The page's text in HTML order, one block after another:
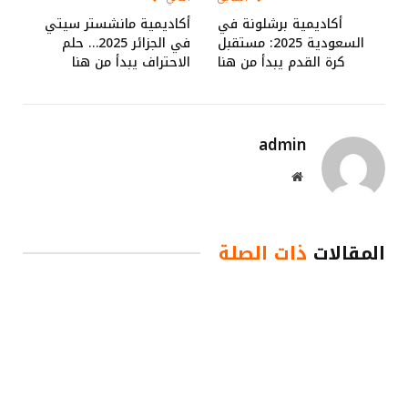
أكاديمية برشلونة في
السعودية 2025: مستقبل
كرة القدم يبدأ من هنا
أكاديمية مانشستر سيتي
في الجزائر 2025… حلم
الاحتراف يبدأ من هنا
admin
موقع
المقالات ذات الصلة